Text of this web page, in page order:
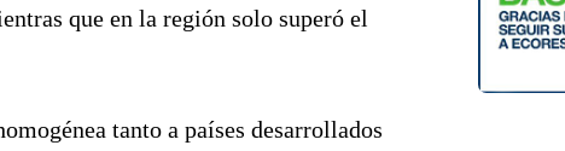
que en la región solo superó el
tanto a países desarrollados